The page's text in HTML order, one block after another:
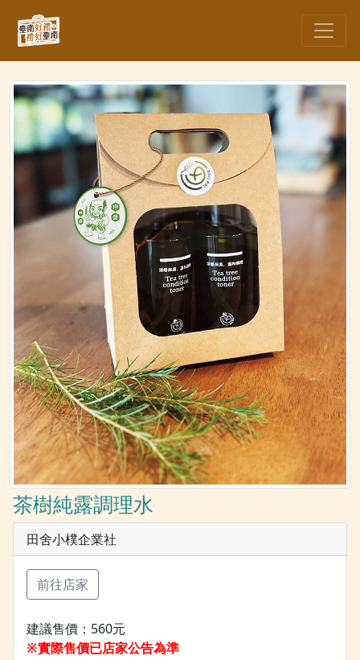
茶樹純露調理水
田舍小樸企業社
前往店家
建議售價：560元
※實際售價已店家公告為準